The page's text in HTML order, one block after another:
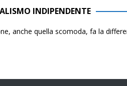
INDIPENDENTE
anche quella scomoda, fa la